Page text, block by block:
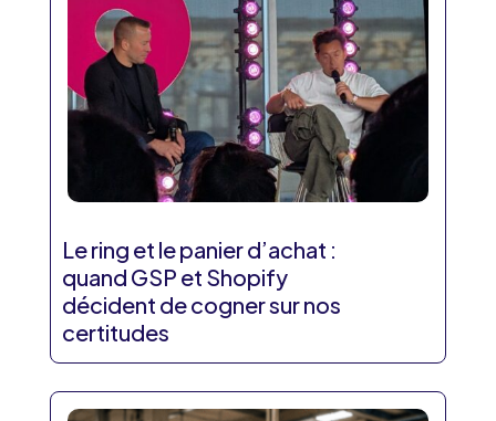
Le ring et le panier d’achat :
quand GSP et Shopify
décident de cogner sur nos
certitudes